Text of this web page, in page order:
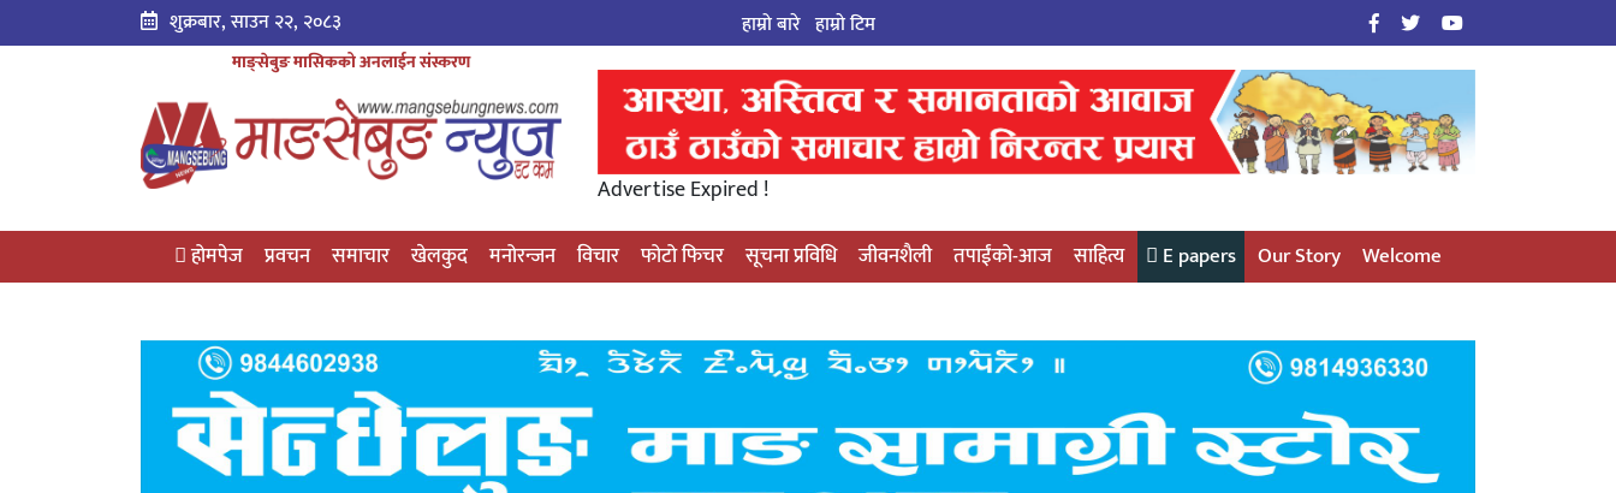
शुक्रबार, साउन २२, २०८३ हाम्रो बारे हाम्राे टिम
माङ्सेबुङ मासिकको अनलाईन संस्करण
Advertise Expired !
होमपेज प्रवचन समाचार खेलकुद मनोरन्जन विचार फोटो फिचर सूचना प्रविधि जीवनशैली तपाईंको-आज साहित्य E papers Our Story Welcome